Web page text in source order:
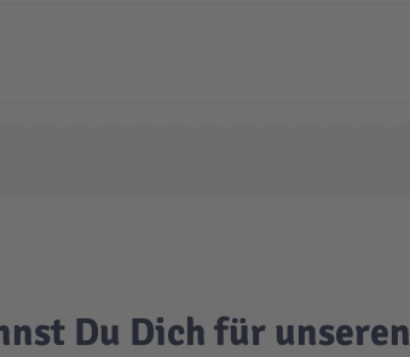
Du Dich für